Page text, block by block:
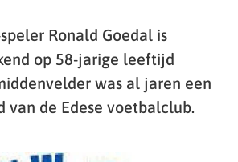
Ronald Goedal is
op 58-jarige leeftijd
was al jaren een
van de Edese voetbalclub.